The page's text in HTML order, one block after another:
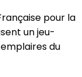
pour la
un jeu-
du